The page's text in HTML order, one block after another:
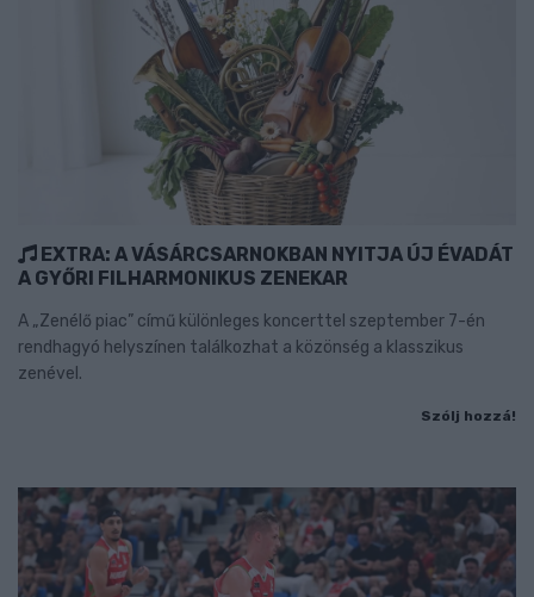
EXTRA: A VÁSÁRCSARNOKBAN NYITJA ÚJ ÉVADÁT
A GYŐRI FILHARMONIKUS ZENEKAR
A „Zenélő piac” című különleges koncerttel szeptember 7-én
rendhagyó helyszínen találkozhat a közönség a klasszikus
zenével.
Szólj hozzá!